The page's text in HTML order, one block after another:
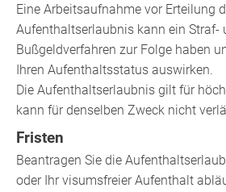
Eine Arbeitsaufnahme vor Erteilung
Aufenthaltserlaubnis kann ein Straf-
Bußgeldverfahren zur Folge haben
Ihren Aufenthaltsstatus auswirken.
Die Aufenthaltserlaubnis gilt für
kann für denselben Zweck nicht
Fristen
Beantragen Sie die
oder Ihr visumsfreier Aufenthalt